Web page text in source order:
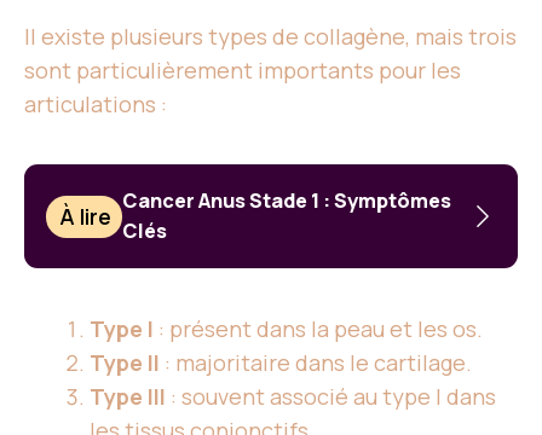
Il existe plusieurs types de collagène, mais trois
sont particulièrement importants pour les
articulations :
À lire
Cancer Anus Stade 1 : Symptômes
Clés
Type I : présent dans la peau et les os.
Type II : majoritaire dans le cartilage.
Type III : souvent associé au type I dans